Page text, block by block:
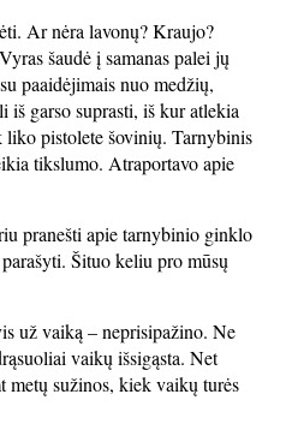
Ar nėra lavonų? Kraujo?
šaudė į samanas palei jų
paaidėjimais nuo medžių,
iš garso suprasti, iš kur atlekia
pistolete šovinių. Tarnybinis
tikslumo. Atraportavo apie
pranešti apie tarnybinio ginklo
Šituo keliu pro mūsų
už vaiką – neprisipažino. Ne
vaikų išsigąsta. Net
metų sužinos, kiek vaikų turės